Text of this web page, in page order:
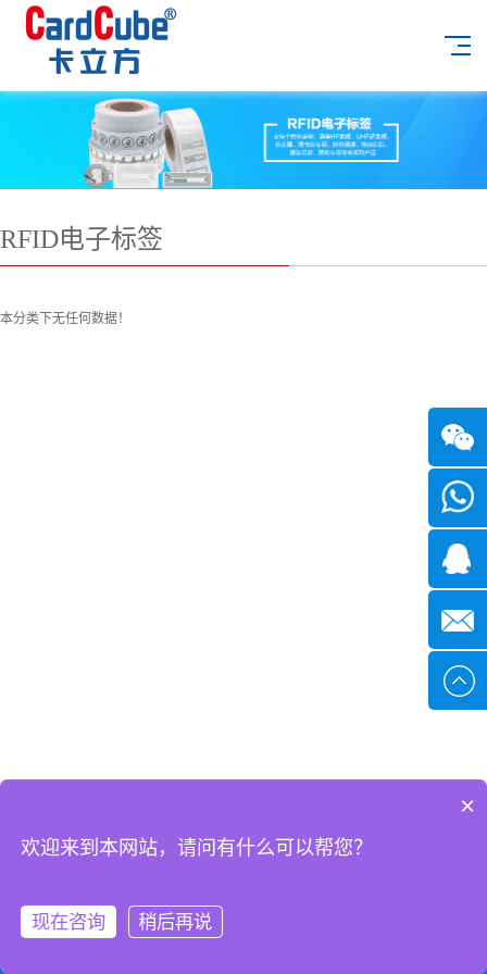
RFID电子标签
本分类下无任何数据！
微信
7*24小
时
现在有优惠活动吗
×
欢迎来到本网站，请问有什么可以帮您？
现在咨询 稍后再说